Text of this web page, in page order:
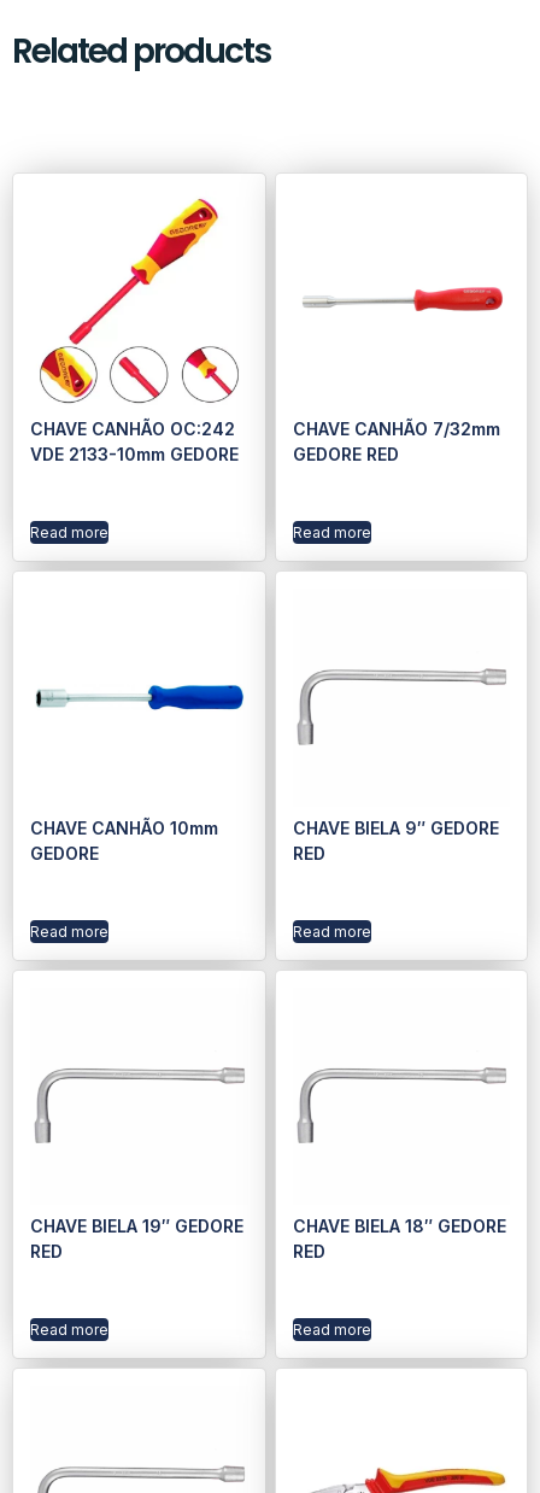
Related products
CHAVE CANHÃO OC:242
VDE 2133-10mm GEDORE
Read more
CHAVE CANHÃO 7/32mm
GEDORE RED
Read more
CHAVE CANHÃO 10mm
GEDORE
Read more
CHAVE BIELA 9″ GEDORE
RED
Read more
CHAVE BIELA 19″ GEDORE
RED
Read more
CHAVE BIELA 18″ GEDORE
RED
Read more